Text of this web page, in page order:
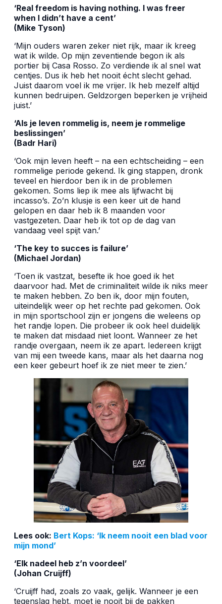
‘Real freedom is having nothing. I was freer
when I didn’t have a cent’
(Mike Tyson)
‘Mijn ouders waren zeker niet rijk, maar ik kreeg
wat ik wilde. Op mijn zeventiende begon ik als
portier bij Casa Rosso. Zo verdiende ik al snel wat
centjes. Dus ik heb het nooit écht slecht gehad.
Juist daarom voel ik me vrijer. Ik heb mezelf altijd
kunnen bedruipen. Geldzorgen beperken je vrijheid
juist.’
‘Als je leven rommelig is, neem je rommelige
beslissingen’
(Badr Hari)
‘Ook mijn leven heeft – na een echtscheiding – een
rommelige periode gekend. Ik ging stappen, dronk
teveel en hierdoor ben ik in de problemen
gekomen. Soms liep ik mee als lijfwacht bij
incasso’s. Zo’n klusje is een keer uit de hand
gelopen en daar heb ik 8 maanden voor
vastgezeten. Daar heb ik tot op de dag van
vandaag veel spijt van.’
‘The key to succes is failure’
(Michael Jordan)
‘Toen ik vastzat, besefte ik hoe goed ik het
daarvoor had. Met de criminaliteit wilde ik niks meer
te maken hebben. Zo ben ik, door mijn fouten,
uiteindelijk weer op het rechte pad gekomen. Ook
in mijn sportschool zijn er jongens die weleens op
het randje lopen. Die probeer ik ook heel duidelijk
te maken dat misdaad niet loont. Wanneer ze het
randje overgaan, neem ik ze apart. Iedereen krijgt
van mij een tweede kans, maar als het daarna nog
een keer gebeurt hoef ik ze niet meer te zien.’
Lees ook: Bert Kops: ‘Ik neem nooit een blad voor
mijn mond’
‘Elk nadeel heb z’n voordeel’
(Johan Cruijff)
‘Cruijff had, zoals zo vaak, gelijk. Wanneer je een
tegenslag hebt, moet je nooit bij de pakken